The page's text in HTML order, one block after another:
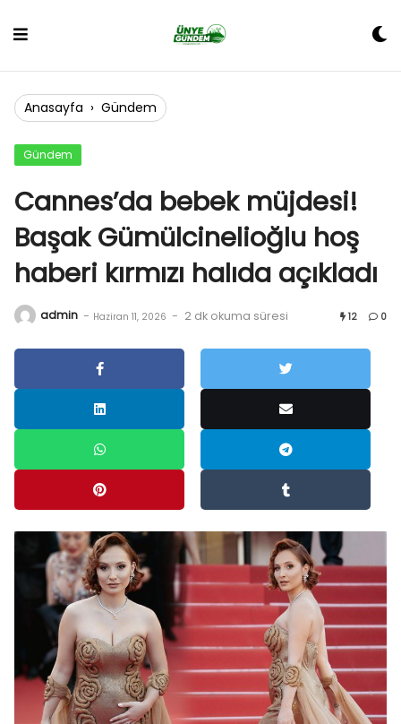
Anasayfa › Gündem
Gündem
Cannes’da bebek müjdesi!
Başak Gümülcinelioğlu hoş
haberi kırmızı halıda açıkladı
admin - Haziran 11, 2026 - 2 dk okuma süresi 12 0